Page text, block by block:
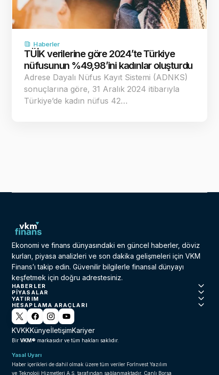
Haberler
TÜİK verilerine göre 2024’te Türkiye
nüfusunun %49,98’ini kadınlar oluşturdu
Adrese Dayalı Nüfus Kayıt Sistemi (ADNKS)
sonuçlarına göre, 31 Aralık 2024 itibarıyla
Türkiye’de kadın nüfus 42…
Ekonomi ve finans dünyasındaki en güncel haberler, döviz
kurları, piyasa analizleri ve son dakika gelişmeleri için VKM
Finans’ı takip edin. Güvenilir bilgilerle finansal dünyayı
keşfetmek için doğru adrestesiniz.
HABERLER
PIYASALAR
YATIRIM
HESAPLAMA ARAÇLARI
KVKKKünyeİletişimKariyer
Bir VKM® markasıdır ve tüm hakları saklıdır.
Yasal Uyarı
Haber içerikleri de dahil olmak üzere tüm veriler ForInvest Yazılım
ve Teknoloji Hizmetleri A.Ş. tarafından sağlanmaktadır. Canlı Borsa